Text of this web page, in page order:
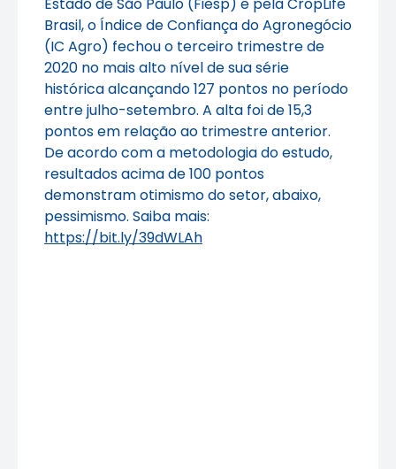
Brasil, o Índice de Confiança do Agronegócio
(IC Agro) fechou o terceiro trimestre de
2020 no mais alto nível de sua série
histórica alcançando 127 pontos no período
entre julho-setembro. A alta foi de 15,3
pontos em relação ao trimestre anterior.
De acordo com a metodologia do estudo,
resultados acima de 100 pontos
demonstram otimismo do setor, abaixo,
pessimismo. Saiba mais:
https://bit.ly/39dWLAh